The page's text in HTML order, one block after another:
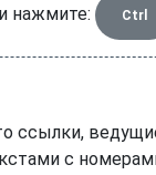
нажмите: Ctrl
ссылки,
с